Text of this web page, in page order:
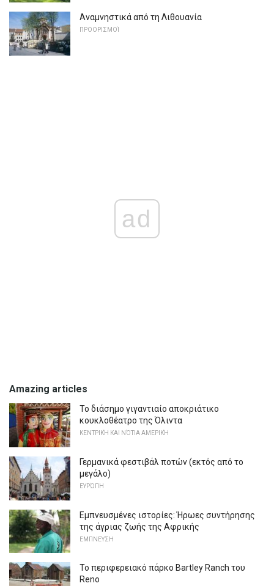
Αναμνηστικά από τη Λιθουανία
ΠΡΟΟΡΙΣΜΟΊ
ad
Amazing articles
Το διάσημο γιγαντιαίο αποκριάτικο
κουκλοθέατρο της Όλιντα
ΚΕΝΤΡΙΚΉ ΚΑΙ ΝΌΤΙΑ ΑΜΕΡΙΚΉ
Γερμανικά φεστιβάλ ποτών (εκτός από το
μεγάλο)
ΕΥΡΏΠΗ
Εμπνευσμένες ιστορίες: Ήρωες συντήρησης
της άγριας ζωής της Αφρικής
ΕΜΠΝΕΥΣΗ
Το περιφερειακό πάρκο Bartley Ranch του
Reno